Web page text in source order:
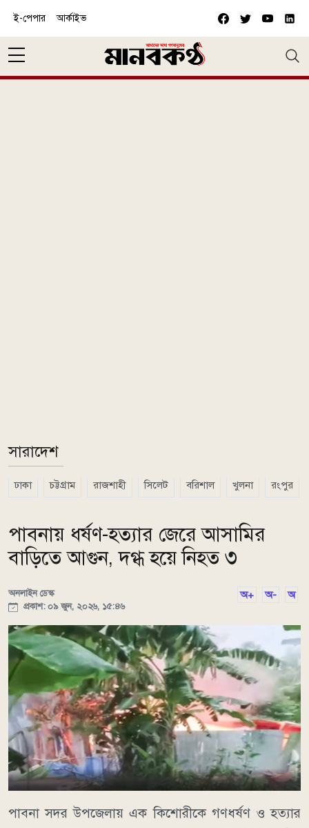
ই-পেপার আর্কাইভ
সারাদেশ
ঢাকা চট্টগ্রাম রাজশাহী সিলেট বরিশাল খুলনা রংপুর
পাবনায় ধর্ষণ-হত্যার জেরে আসামির
বাড়িতে আগুন, দগ্ধ হয়ে নিহত ৩
অনলাইন ডেস্ক
প্রকাশ: ০৯ জুন, ২০২৬, ১৫:৪৬
অ+ অ- অ
পাবনা সদর উপজেলায় এক কিশোরীকে গণধর্ষণ ও হত্যার